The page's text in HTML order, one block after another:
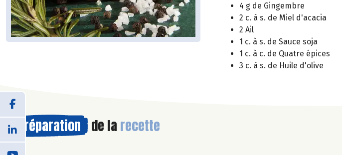
4 g de Gingembre
2 c. à s. de Miel d'acacia
2 Ail
1 c. à s. de Sauce soja
1 c. à c. de Quatre épices
3 c. à s. de Huile d'olive
Préparation de la recette